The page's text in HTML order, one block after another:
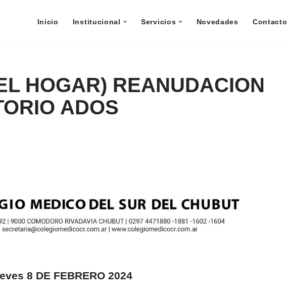
Inicio Institucional Servicios Novedades Contacto
HOGAR) REANUDACION
ADOS
8 DE FEBRERO 2024